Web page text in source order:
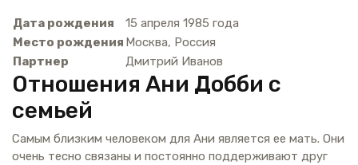
Дата рождения
15 апреля 1985 года
Место рождения Москва, Россия
Партнер
Дмитрий Иванов
Отношения Ани Добби с
семьей
Самым близким человеком для Ани является ее мать. Они
очень тесно связаны и постоянно поддерживают друг